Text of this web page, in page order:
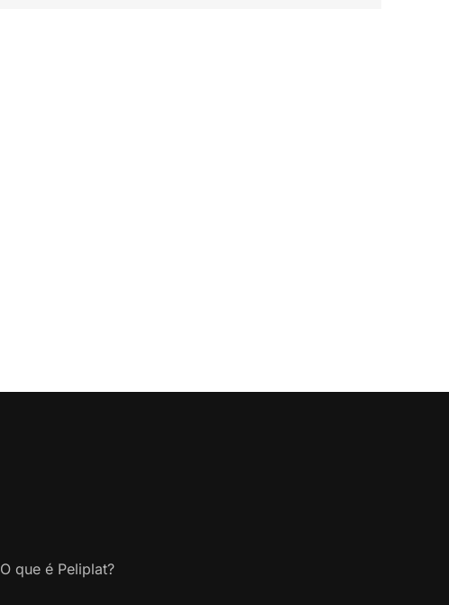
O que é Peliplat?